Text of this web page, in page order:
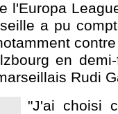
l'Europa
a pu
en
Rudi
"J'ai choisi